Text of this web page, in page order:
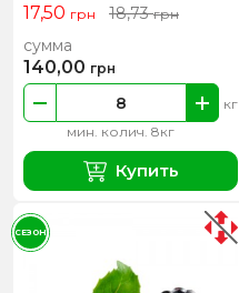
17,50 грн 18,73грн
мин. колич. 8кг
кг
сумма
140,00 грн
Купить
СЕЗОН